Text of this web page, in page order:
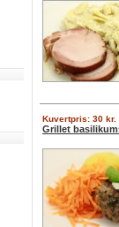
Kuvertpris: 30 kr.
Grillet